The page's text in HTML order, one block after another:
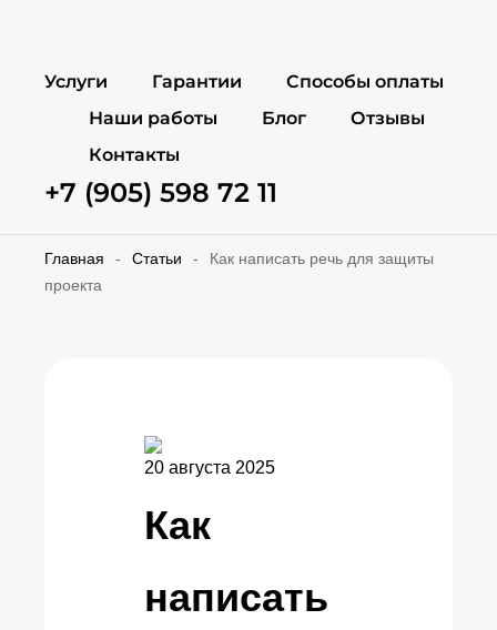
Услуги Гарантии
Способы оплаты
Наши работы
Блог
Отзывы
Контакты
+7 (905) 598 72 11
Главная - Статьи -
Как написать речь для защиты
проекта
20 августа 2025
Как
написать